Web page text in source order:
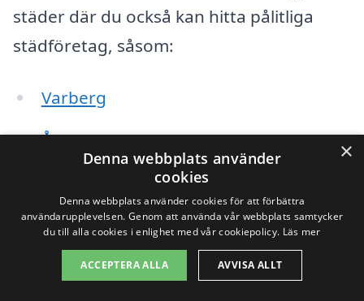
städer där du också kan hitta pålitliga
städföretag, såsom:
Varberg
Åsa
Grimmared
Väröbacka
×
Denna webbplats använder
cookies
Denna webbplats använder cookies för att förbättra
användarupplevelsen. Genom att använda vår webbplats samtycker
du till alla cookies i enlighet med vår cookiepolicy. Läs mer
ACCEPTERA ALLA AVVISA ALLT